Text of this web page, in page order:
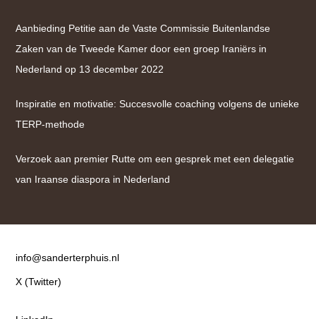
Aanbieding Petitie aan de Vaste Commissie Buitenlandse
Zaken van de Tweede Kamer door een groep Iraniërs in
Nederland op 13 december 2022
Inspiratie en motivatie: Succesvolle coaching volgens de unieke
TERP-methode
Verzoek aan premier Rutte om een gesprek met een delegatie
van Iraanse diaspora in Nederland
Contact
info@sanderterphuis.nl
X (Twitter)